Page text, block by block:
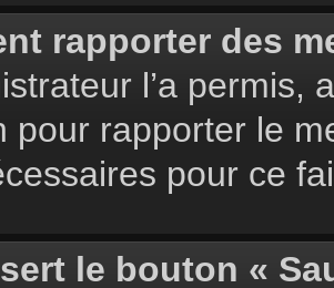
rapporter des
l’a
pour rapporter le
pour ce
le bouton «